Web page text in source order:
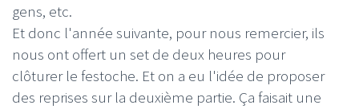
gens, etc.
Et donc l'année suivante, pour nous remercier, ils
nous ont offert un set de deux heures pour
clôturer le festoche. Et on a eu l'idée de proposer
des reprises sur la deuxième partie. Ça faisait une